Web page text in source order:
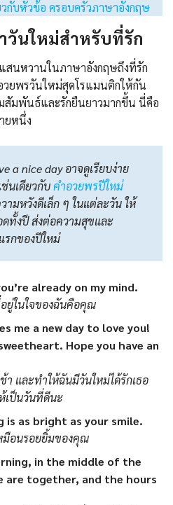
กับหัวข้อ ครอบครัวภาษาอังกฤษ
นใหม่สำหรับที่รัก
นหวานในภาษาอังกฤษถึงที่รัก
วยพรวันใหม่สุดโรแมนติกให้กัน
สัมพันธ์และรักยืนยาวมากขึ้น นี่คือ
ยหนึ่ง
a nice day อาจดูเรียบง่าย
นเดียวกับ คําอวยพรปีใหม่
มหวังดีเล็ก ๆ ในแต่ละวัน ให้
ทั้งปี ส่งต่อความสุขและ
รกของปีใหม่
already on my mind.
ยู่ในใจของฉันคือคุณ
me a new day to love you!
Hope you have an
และทำให้ฉันมีวันใหม่ได้รักเธอ
เป็นวันที่ดีนะ
is as bright as your smile.
มือนรอยยิ้มของคุณ
in the middle of the
are together, and the hours